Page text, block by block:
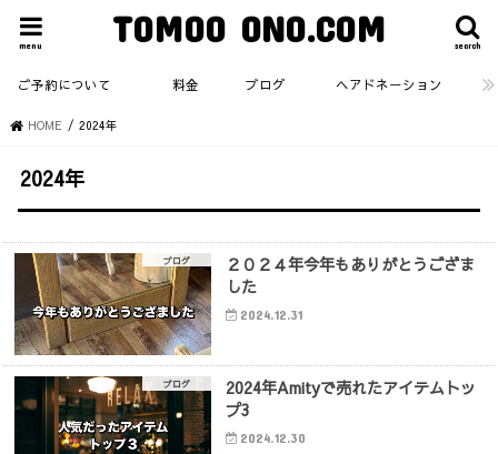
TOMOO ONO.COM search
menu
ご予約について 料金 ブログ ヘアドネーション
HOME 2024年
2024年
ブログ
２０２４年今年もありがとうござま
した
2024.12.31
ブログ
2024年Amityで売れたアイテムトッ
プ3
2024.12.30